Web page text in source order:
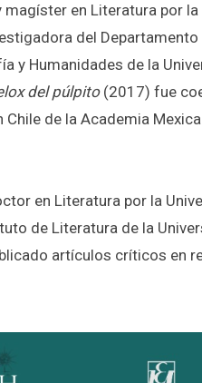
magíster en Literatura por
del
y Humanidades de la
del púlpito(2017) fue
de la Academia
en Literatura por la
de Literatura de la
artículos críticos en